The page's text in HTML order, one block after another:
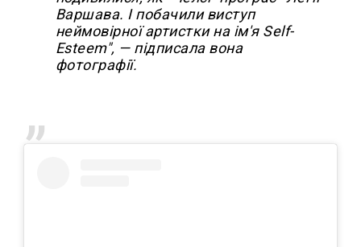
Варшава. І побачили виступ
неймовірної артистки на ім'я Self-
Esteem", — підписала вона
фотографії.